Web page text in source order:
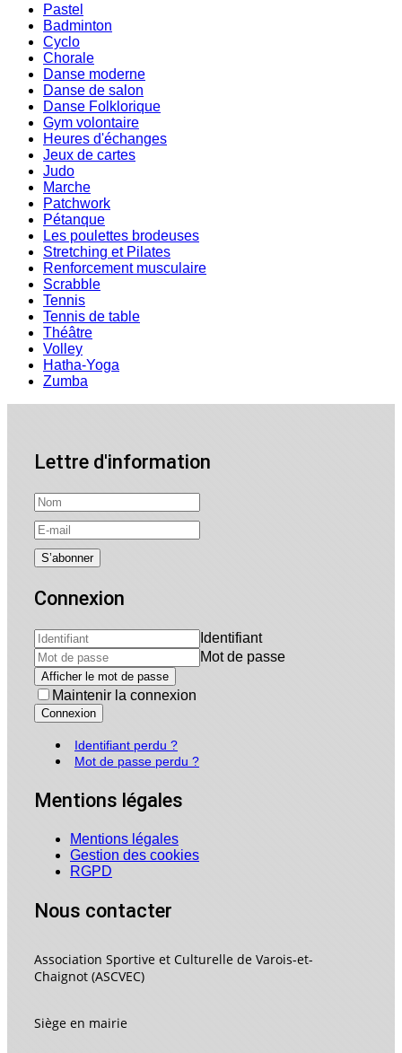
Pastel
Badminton
Cyclo
Chorale
Danse moderne
Danse de salon
Danse Folklorique
Gym volontaire
Heures d'échanges
Jeux de cartes
Judo
Marche
Patchwork
Pétanque
Les poulettes brodeuses
Stretching et Pilates
Renforcement musculaire
Scrabble
Tennis
Tennis de table
Théâtre
Volley
Hatha-Yoga
Zumba
Lettre d'information
Connexion
Identifiant
Mot de passe
Afficher le mot de passe
Maintenir la connexion
Connexion
Identifiant perdu ?
Mot de passe perdu ?
Mentions légales
Mentions légales
Gestion des cookies
RGPD
Nous contacter
Association Sportive et Culturelle de Varois-et-
Chaignot (ASCVEC)
Siège en mairie